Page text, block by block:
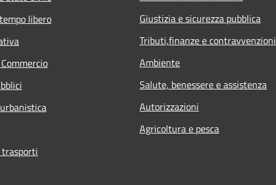
libero
Giustizia e sicurezza pubblica
Tributi,finanze e contravvenzioni
Ambiente
Salute, benessere e assistenza
Autorizzazioni
Agricoltura e pesca